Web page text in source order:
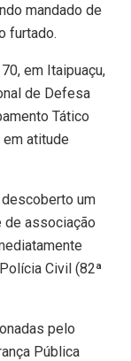
mandado de
furtado.
em Itaipuaçu,
de Defesa
Tático
em atitude
um
de associação
Civil (82ª
pelo
Pública